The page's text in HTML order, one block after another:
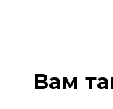
Вам